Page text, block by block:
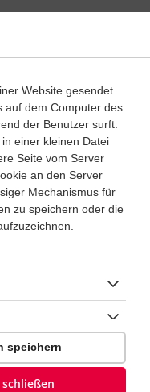
Oberstufe
Jetzt lernen
Website gesendet
auf dem Computer des
der Benutzer surft.
einer kleinen Datei
Seite vom Server
an den Server
Mechanismus für
zu speichern oder die
speichern